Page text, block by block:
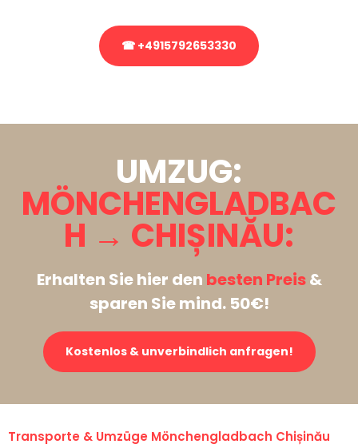
☎ +4915792653330
UMZUG:
MÖNCHENGLADBAC
H → CHIȘINĂU:
Erhalten Sie hier den besten Preis&
sparen Sie mind. 50€!
Kostenlos & unverbindlich anfragen!
Transporte & Umzüge Mönchengladbach Chișinău